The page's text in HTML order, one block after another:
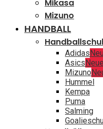
Mikasa
Mizuno
HANDBALL
Adidas
Asics
Mizuno
Hummel
Kempa
Puma
Salming